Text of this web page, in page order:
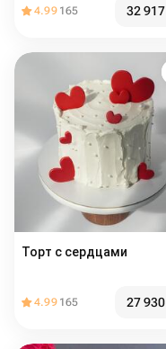
4.99 165 32 917
Торт с сердцами️
4.99 165 27 930